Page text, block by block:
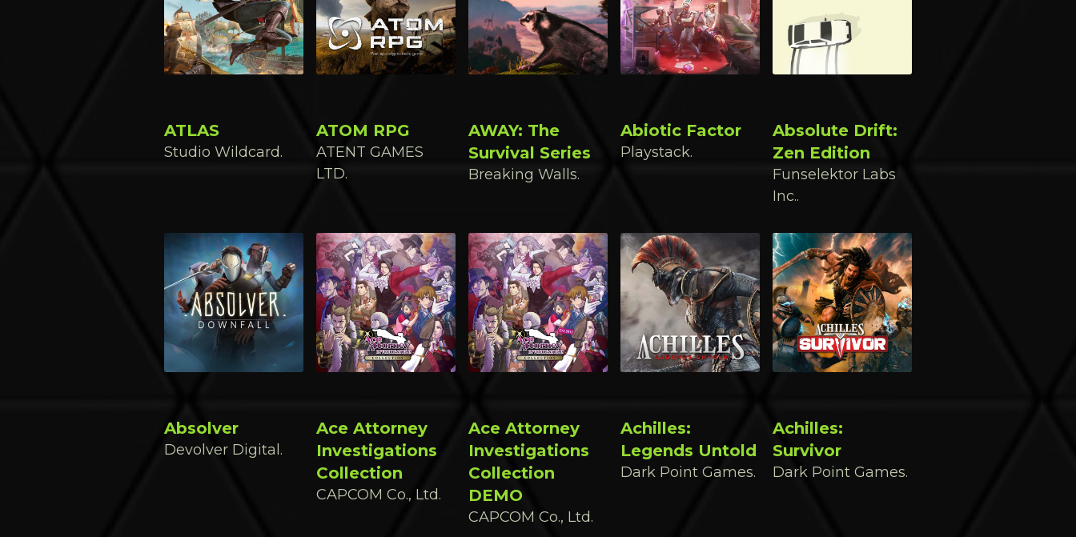
ATLAS
Studio Wildcard.
ATOM RPG
ATENT GAMES
LTD.
AWAY: The
Survival Series
Breaking Walls.
Abiotic Factor
Playstack.
Absolute Drift:
Zen Edition
Funselektor Labs
Inc..
Absolver
Devolver Digital.
Ace Attorney
Investigations
Collection
CAPCOM Co., Ltd.
Ace Attorney
Investigations
Collection
DEMO
CAPCOM Co., Ltd.
Achilles:
Legends Untold
Dark Point Games.
Achilles:
Survivor
Dark Point Games.